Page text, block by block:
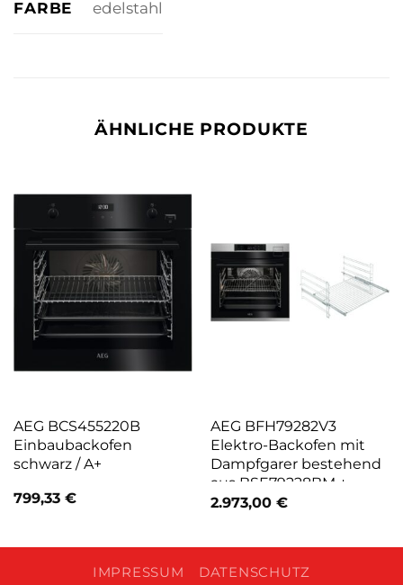
FARBE edelstahl
ÄHNLICHE PRODUKTE
AEG BCS455220B
Einbaubackofen
schwarz / A+
799,33 €
AEG BFH79282V3
Elektro-Backofen mit
Dampfgarer bestehend
aus BSE79228BM +
TR1LFSTV
2.973,00 €
IMPRESSUM DATENSCHUTZ